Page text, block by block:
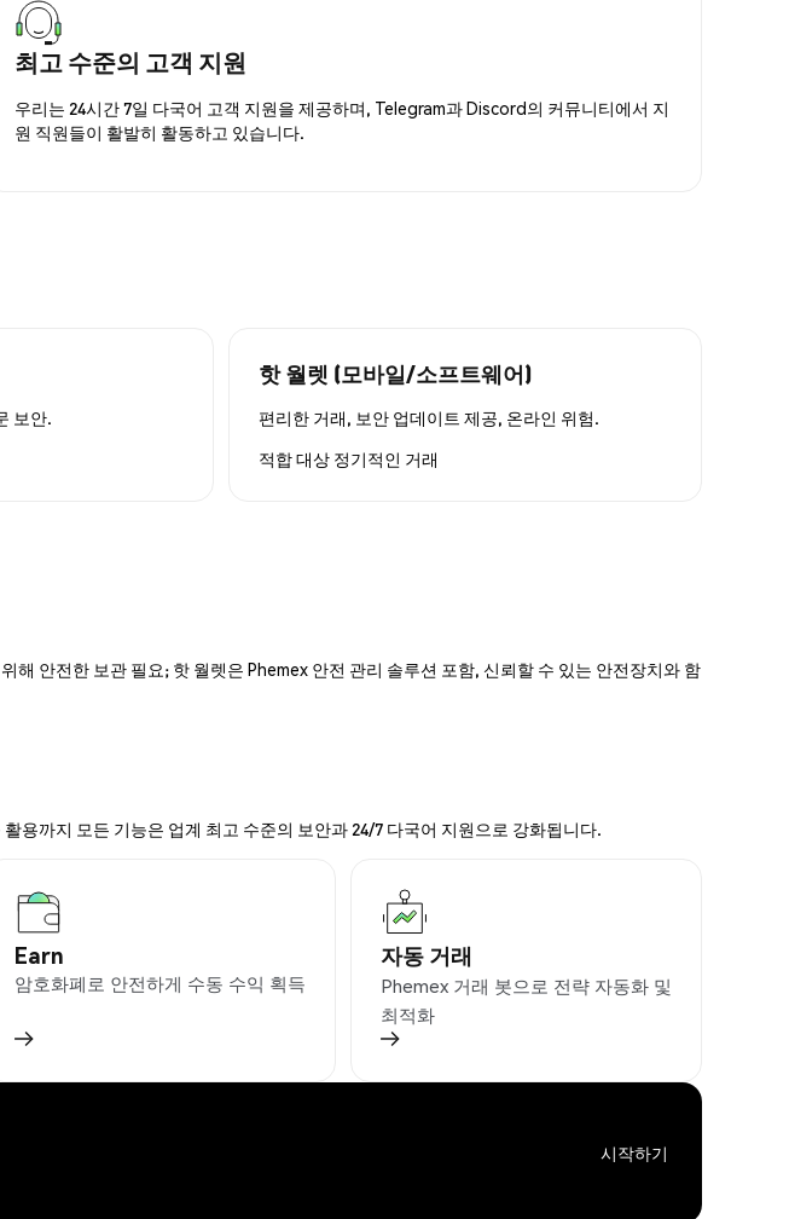
최고 수준의 고객 지원
우리는 24시간 7일 다국어 고객 지원을 제공하며, Telegram과 Discord의 커뮤니티에서 지
원 직원들이 활발히 활동하고 있습니다.
보안.
핫 월렛 (모바일/소프트웨어)
편리한 거래, 보안 업데이트 제공, 온라인 위험.
적합 대상 정기적인 거래
안전한 보관 필요; 핫 월렛은 Phemex 안전 관리 솔루션 포함, 신뢰할 수 있는 안전장치와 함
용까지 모든 기능은 업계 최고 수준의 보안과 24/7 다국어 지원으로 강화됩니다.
Earn
암호화폐로 안전하게 수동 수익 획득
자동 거래
Phemex 거래 봇으로 전략 자동화 및
최적화
시작하기